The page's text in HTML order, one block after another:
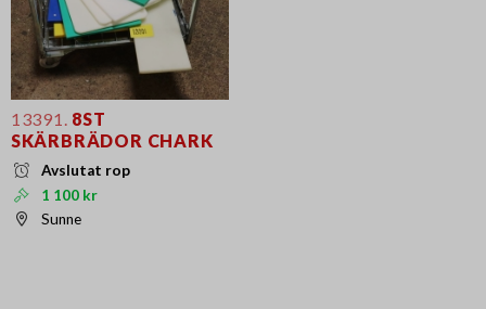
13391. 8ST
SKÄRBRÄDOR CHARK
Avslutat rop
1 100 kr
Sunne